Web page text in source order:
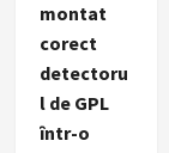
montat
corect
detectoru
l de GPL
într-o